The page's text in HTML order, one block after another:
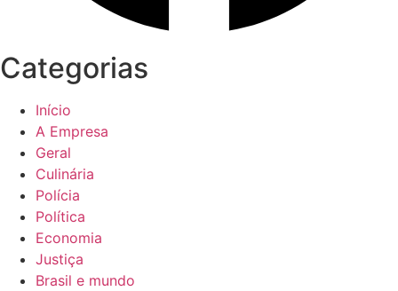
Categorias
Início
A Empresa
Geral
Culinária
Polícia
Política
Economia
Justiça
Brasil e mundo